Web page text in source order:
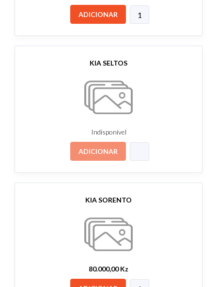
ADICIONAR
KIA SELTOS
Indisponível
ADICIONAR
KIA SORENTO
80.000,00 Kz